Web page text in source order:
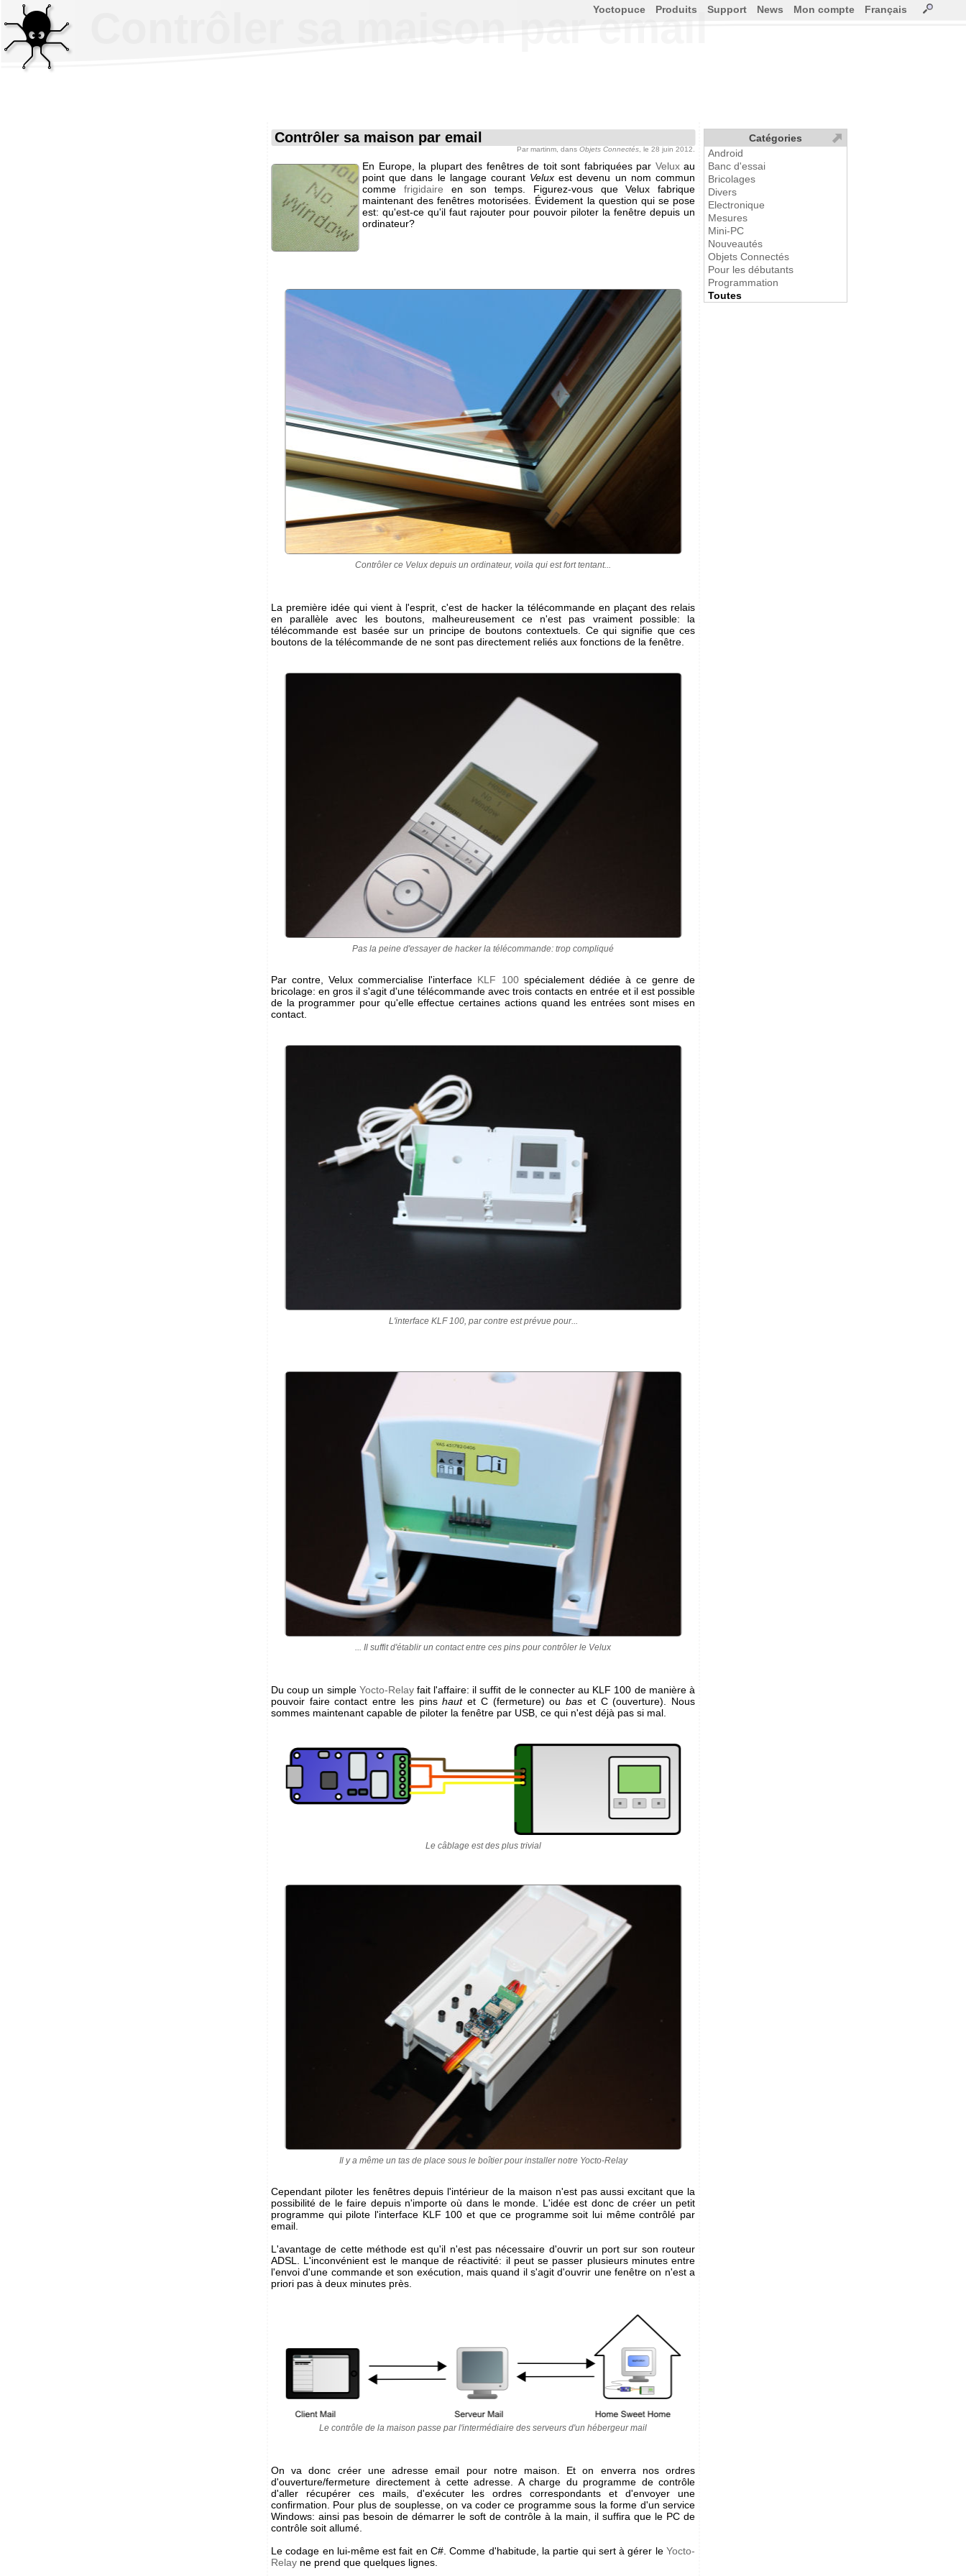
Contrôler sa maison par email
Contrôler sa maison par email
Par martinm , dans Objets Connectés , le 28 juin 2012.
En Europe, la plupart des fenêtres de toit sont fabriquées par Veluxau
point que dans le langage courant Velux est devenu un nom commun
comme frigidaire en son temps. Figurez-vous que Velux fabrique
maintenant des fenêtres motorisées. Évidement la question qui se pose
est: qu'est-ce qu'il faut rajouter pour pouvoir piloter la fenêtre depuis un
ordinateur?
Contrôler ce Velux depuis un ordinateur, voila qui est fort tentant...
La première idée qui vient à l'esprit, c'est de hacker la télécommande en plaçant des relais
en parallèle avec les boutons, malheureusement ce n'est pas vraiment possible: la
télécommande est basée sur un principe de boutons contextuels. Ce qui signifie que ces
boutons de la télécommande de ne sont pas directement reliés aux fonctions de la fenêtre.
Pas la peine d'essayer de hacker la télécommande: trop compliqué
Par contre, Velux commercialise l'interface KLF 100spécialement dédiée à ce genre de
bricolage: en gros il s'agit d'une télécommande avec trois contacts en entrée et il est possible
de la programmer pour qu'elle effectue certaines actions quand les entrées sont mises en
contact.
L'interface KLF 100, par contre est prévue pour...
... Il suffit d'établir un contact entre ces pins pour contrôler le Velux
Du coup un simple Yocto-Relayfait l'affaire: il suffit de le connecter au KLF 100 de manière à
pouvoir faire contact entre les pinshautet C (fermeture) oubas et C (ouverture). Nous
sommes maintenant capable de piloter la fenêtre par USB, ce qui n'est déjà pas si mal.
Le câblage est des plus trivial
Il y a même un tas de place sous le boîtier pour installer notre Yocto-Relay
Cependant piloter les fenêtres depuis l'intérieur de la maison n'est pas aussi excitant que la
possibilité de le faire depuis n'importe où dans le monde. L'idée est donc de créer un petit
programme qui pilote l'interface KLF 100 et que ce programme soit lui même contrôlé par
email.
L'avantage de cette méthode est qu'il n'est pas nécessaire d'ouvrir un port sur son routeur
ADSL. L'inconvénient est le manque de réactivité: il peut se passer plusieurs minutes entre
l'envoi d'une commande et son exécution, mais quand il s'agit d'ouvrir une fenêtre on n'est a
priori pas à deux minutes près.
Le contrôle de la maison passe par l'intermédiaire des serveurs d'un hébergeur mail
On va donc créer une adresse email pour notre maison. Et on enverra nos ordres
d'ouverture/fermeture directement à cette adresse. A charge du programme de contrôle
d'aller récupérer ces mails, d'exécuter les ordres correspondants et d'envoyer une
confirmation. Pour plus de souplesse, on va coder ce programme sous la forme d'un service
Windows: ainsi pas besoin de démarrer le soft de contrôle à la main, il suffira que le PC de
contrôle soit allumé.
Le codage en lui-même est fait en C#. Comme d'habitude, la partie qui sert à gérer le Yocto-
Relay ne prend que quelques lignes.
Yoctopuce Produits Support News Mon compte Français
Catégories
Android
Banc d'essai
Bricolages
Divers
Electronique
Mesures
Mini-PC
Nouveautés
Objets Connectés
Pour les débutants
Programmation
Toutes